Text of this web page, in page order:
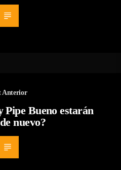
Anterior
Pipe Bueno estarán
nuevo?